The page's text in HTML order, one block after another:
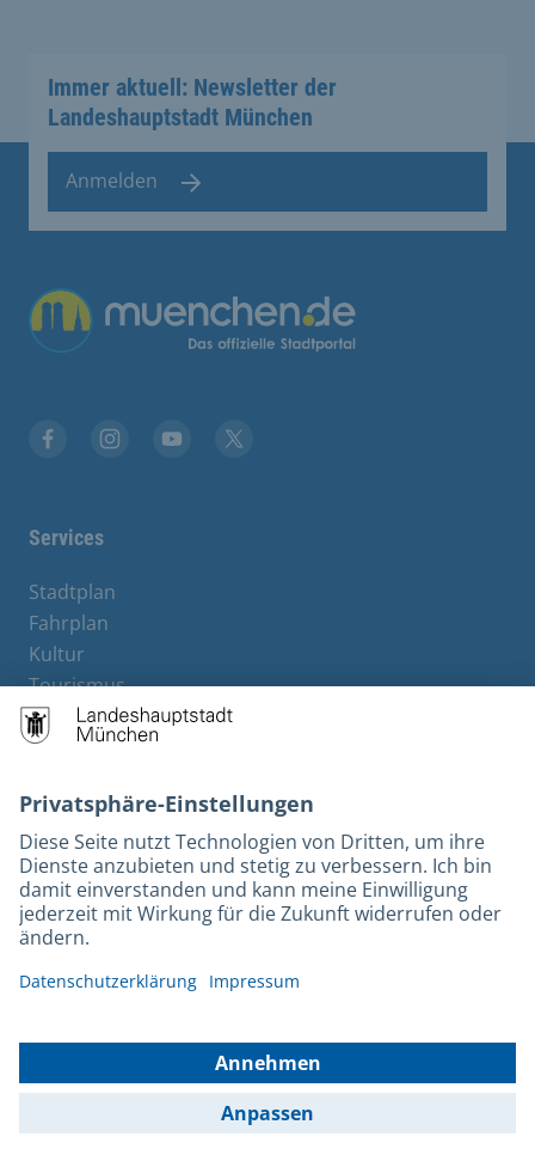
Immer aktuell: Newsletter der
Landeshauptstadt München
Anmelden
Services
Stadtplan
Fahrplan
Kultur
Tourismus
M-Strom
Bürgerservice
Kontakt
Barrierefreiheit
Leichte Sprache
Gebärdensprache
Kontakt